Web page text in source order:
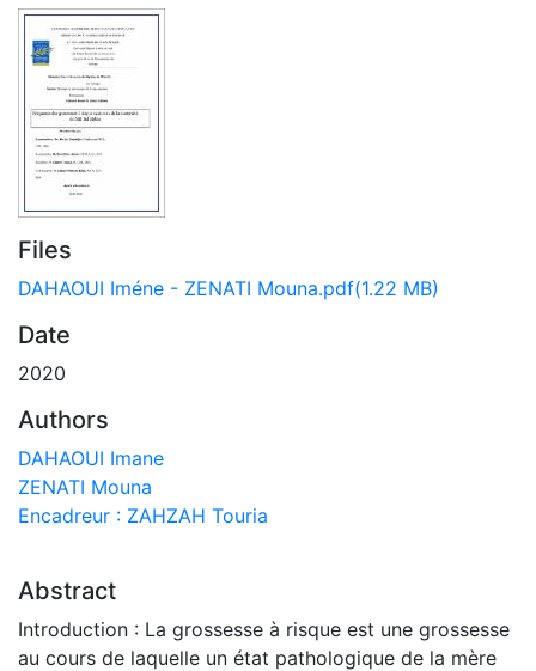
Files
DAHAOUI Iméne - ZENATI Mouna.pdf(1.22 MB)
Date
2020
Authors
DAHAOUI Imane
ZENATI Mouna
Encadreur : ZAHZAH Touria
Abstract
Introduction : La grossesse à risque est une grossesse
au cours de laquelle un état pathologique de la mère